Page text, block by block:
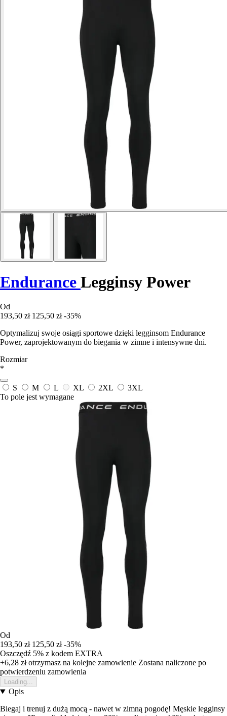
Endurance Legginsy Power
Od
193,50 zł 125,50 zł -35%
Optymalizuj swoje osiągi sportowe dzięki legginsom Endurance
Power, zaprojektowanym do biegania w zimne i intensywne dni.
Rozmiar
*
S M L XL 2XL
3XL
To pole jest wymagane
Od
193,50 zł 125,50 zł -35%
Oszczędź 5% z kodem EXTRA
+6,28 złotrzymasz na kolejne zamowienie Zostana naliczone po
potwierdzeniu zamowienia
Loading...
Opis
Biegaj i trenuj z dużą mocą - nawet w zimną pogodę! Męskie legginsy